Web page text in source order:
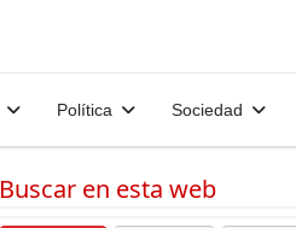
Política Sociedad
Buscar en esta web